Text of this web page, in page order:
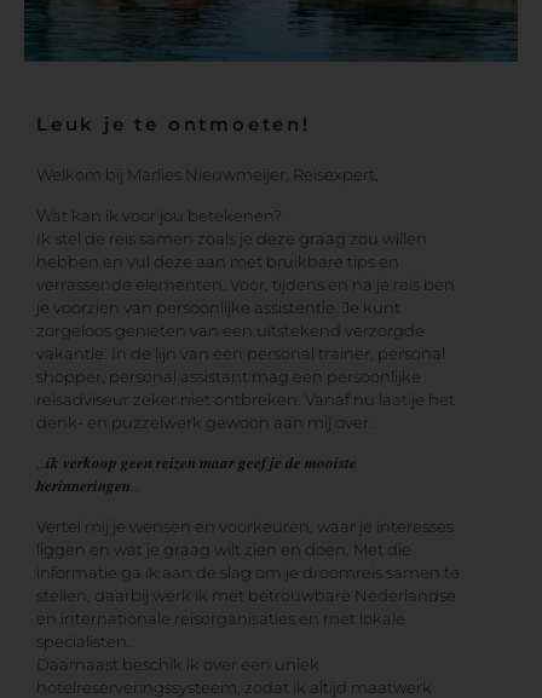
Leuk je te ontmoeten!
Welkom bij Marlies Nieuwmeijer, Reisexpert,
Wat kan ik voor jou betekenen?
Ik stel de reis samen zoals je deze graag zou willen
hebben en vul deze aan met bruikbare tips en
verrassende elementen. Voor, tijdens en na je reis ben
je voorzien van persoonlijke assistentie. Je kunt
zorgeloos genieten van een uitstekend verzorgde
vakantie. In de lijn van een personal trainer, personal
shopper, personal assistant mag een persoonlijke
reisadviseur zeker niet ontbreken. Vanaf nu laat je het
denk- en puzzelwerk gewoon aan mij over.
…𝒊𝒌 𝒗𝒆𝒓𝒌𝒐𝒐𝒑 𝒈𝒆𝒆𝒏 𝒓𝒆𝒊𝒛𝒆𝒏 𝒎𝒂𝒂𝒓 𝒈𝒆𝒆𝒇 𝒋𝒆 𝒅𝒆 𝒎𝒐𝒐𝒊𝒔𝒕𝒆
𝒉𝒆𝒓𝒊𝒏𝒏𝒆𝒓𝒊𝒏𝒈𝒆𝒏…
Vertel mij je wensen en voorkeuren, waar je interesses
liggen en wat je graag wilt zien en doen. Met die
informatie ga ik aan de slag om je droomreis samen te
stellen, daarbij werk ik met betrouwbare Nederlandse
en internationale reisorganisaties en met lokale
specialisten.
Daarnaast beschik ik over een uniek
hotelreserveringssysteem, zodat ik altijd maatwerk